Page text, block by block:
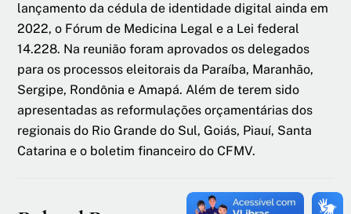
lançamento da cédula de identidade digital ainda em
2022, o Fórum de Medicina Legal e a Lei federal
14.228. Na reunião foram aprovados os delegados
para os processos eleitorais da Paraíba, Maranhão,
Sergipe, Rondônia e Amapá. Além de terem sido
apresentadas as reformulações orçamentárias dos
regionais do Rio Grande do Sul, Goiás, Piauí, Santa
Catarina e o boletim financeiro do CFMV.